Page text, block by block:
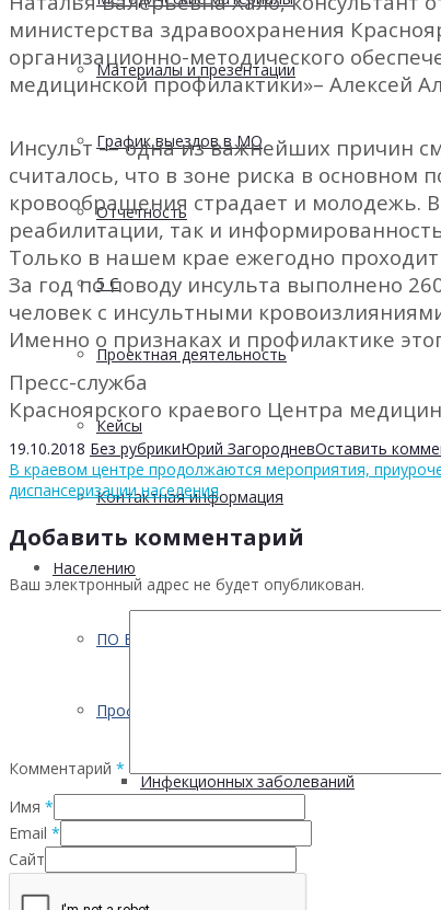
Материалы и презентации
График выездов в МО
Отчетность
5 С
Проектная деятельность
Кейсы
Контактная информация
Населению
ПО ВОПРОСАМ ПРЕОДОЛЕНИЯ КРИЗИСНЫХ
Профилактика
Инфекционных заболеваний
Инсульта
министерства здравоохранения
организационно-методического
медицинской профилактики»– Алексей
Инсульт — одна из важнейших причин
считалось, что в зоне риска в
кровообращения страдает и молодежь.
реабилитации, так и
Только в нашем крае ежегодно проходит
За год по поводу инсульта выполнено
человек с инсультными
Именно о признаках и профилактике
Пресс-служба
Красноярского краевого Центра
19.10.2018 Без рубрикиЮрий ЗагородневОставить
В краевом центре продолжаются мероприятия,
диспансеризации населения
Добавить комментарий
Ваш электронный адрес не будет опубликован.
Комментарий *
Имя *
Email *
Сайт